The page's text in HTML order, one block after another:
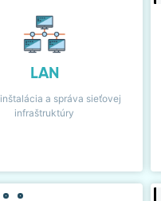
LAN
a správa sieťovej
infraštruktúry